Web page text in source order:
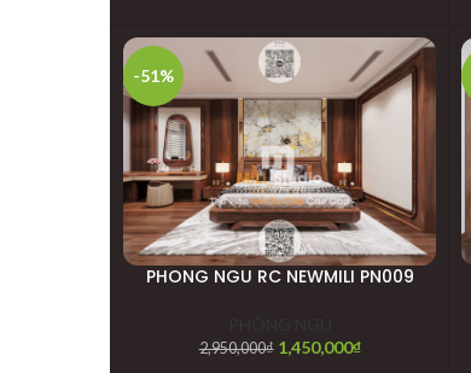
-51%
PHONG NGU RC NEWMILI PN009
2,950,000₫ 1,450,000₫